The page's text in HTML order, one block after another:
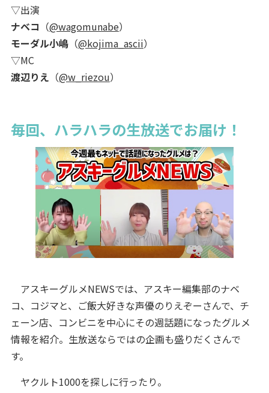
▽出演
ナベコ （@wagomunabe）
モーダル小嶋（@kojima_ascii）
▽MC
渡辺りえ （@w_riezou）
毎回、ハラハラの生放送でお届け！
アスキーグルメNEWSでは、アスキー編集部のナベ
コ、コジマと、ご飯大好きな声優のりえぞーさんで、チ
ェーン店、コンビニを中心にその週話題になったグルメ
情報を紹介。生放送ならではの企画も盛りだくさんで
す。
ヤクルト1000を探しに行ったり。